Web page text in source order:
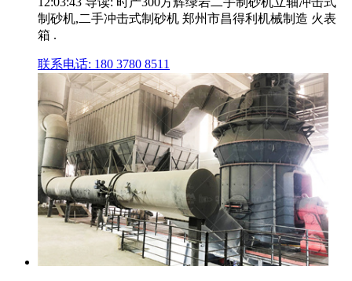
制砂机,二手冲击式制砂机 郑州市昌得利机械制造 火表
箱 .
联系电话: 180 3780 8511